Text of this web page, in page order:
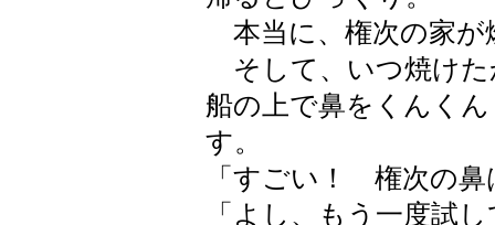
本当に、権次の家が
そして、いつ焼けた
船の上で鼻をくんく
す。
「すごい！ 権次の
「よし、もう一度試